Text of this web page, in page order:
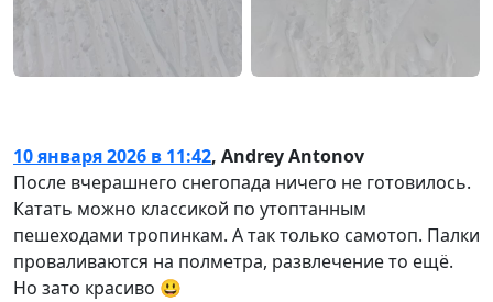
10 января 2026 в 11:42, Andrey Antonov
После вчерашнего снегопада ничего не готовилось.
Катать можно классикой по утоптанным
пешеходами тропинкам. А так только самотоп. Палки
проваливаются на полметра, развлечение то ещё.
Но зато красиво 😃